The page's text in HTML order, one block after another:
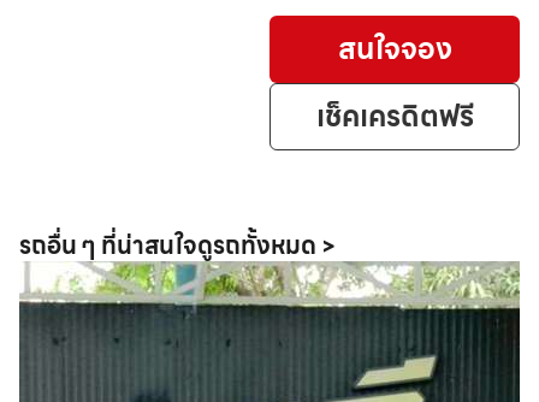
สนใจจอง
เช็คเครดิตฟรี
รถอื่น ๆ ที่น่าสนใจดูรถทั้งหมด >